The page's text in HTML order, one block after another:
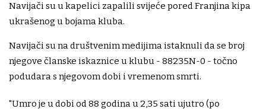
Navijači su u kapelici zapalili svijeće pored Franjina kipa
ukrašenog u bojama kluba.
Navijači su na društvenim medijima istaknuli da se broj
njegove članske iskaznice u klubu - 88235N-0 - točno
podudara s njegovom dobi i vremenom smrti.
"Umro je u dobi od 88 godina u 2,35 sati ujutro (po